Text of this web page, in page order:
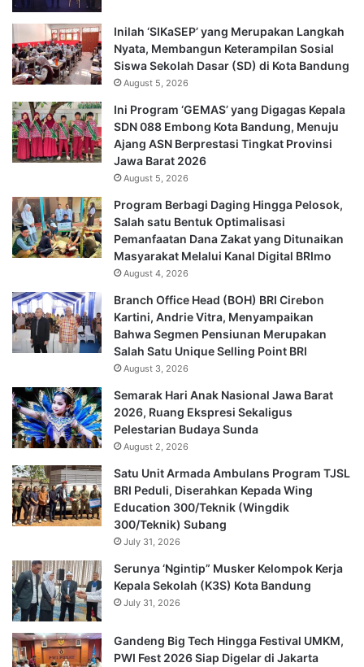
Inilah ‘SIKaSEP’ yang Merupakan Langkah
Nyata, Membangun Keterampilan Sosial
Siswa Sekolah Dasar (SD) di Kota Bandung
August 5, 2026
Ini Program ‘GEMAS’ yang Digagas Kepala
SDN 088 Embong Kota Bandung, Menuju
Ajang ASN Berprestasi Tingkat Provinsi
Jawa Barat 2026
August 5, 2026
Program Berbagi Daging Hingga Pelosok,
Salah satu Bentuk Optimalisasi
Pemanfaatan Dana Zakat yang Ditunaikan
Masyarakat Melalui Kanal Digital BRImo
August 4, 2026
Branch Office Head (BOH) BRI Cirebon
Kartini, Andrie Vitra, Menyampaikan
Bahwa Segmen Pensiunan Merupakan
Salah Satu Unique Selling Point BRI
August 3, 2026
Semarak Hari Anak Nasional Jawa Barat
2026, Ruang Ekspresi Sekaligus
Pelestarian Budaya Sunda
August 2, 2026
Satu Unit Armada Ambulans Program TJSL
BRI Peduli, Diserahkan Kepada Wing
Education 300/Teknik (Wingdik
300/Teknik) Subang
July 31, 2026
Serunya ‘Ngintip” Musker Kelompok Kerja
Kepala Sekolah (K3S) Kota Bandung
July 31, 2026
Gandeng Big Tech Hingga Festival UMKM,
PWI Fest 2026 Siap Digelar di Jakarta